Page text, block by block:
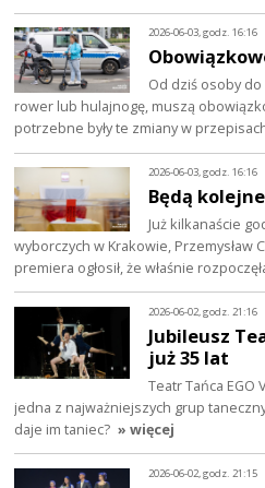
2026-06-03, godz. 16:16
Od dziś osoby do
rower lub hulajnogę, muszą
potrzebne były te zmiany w
2026-06-03, godz. 16:16
Będą
Już kilkanaście
wyborczych w Krakowie, Przemysław
premiera ogłosił, że właśnie
2026-06-02, godz. 21:16
Jubileusz
już 35 lat
Teatr Tańca EGO
jedna z najważniejszych grup
daje im taniec? » więcej
2026-06-02, godz. 21:15